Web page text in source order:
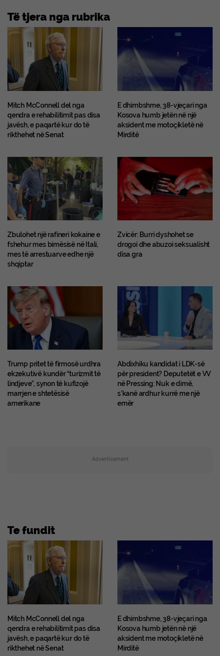
Të tjera nga rubrika
Mitch McConnell del nga
qendra e rehabilitimit pas disa
javësh, e paqartë kur do të
rikthehet në Senat
E dhimbshme, 38-vjeçari nga
Kosova humb jetën në një
aksident me motoçikletë në
Mirditë
Zbulohet një rafineri kokaine e
fshehur mes bimësisë në Itali,
mes të arrestuarve edhe një
shqiptar
Zvicër: Burri dyshohet se
drogoi dhe abuzoi seksualisht
disa gra
Trump pritet të firmosë urdhra
ekzekutivë kundër “turizmit të
lindjeve”, synon të kufizojë
marrjen e shtetësisë
amerikane
Abdixhiku kandidat i LDK-së
për president? Deputetët e VV
në Pressing: Nuk e dimë,
s’kanë ardhur kurrë me një
emër
Advertisement
Te fundit
Mitch McConnell del nga
qendra e rehabilitimit pas disa
javësh, e paqartë kur do të
rikthehet në Senat
E dhimbshme, 38-vjeçari nga
Kosova humb jetën në një
aksident me motoçikletë në
Mirditë